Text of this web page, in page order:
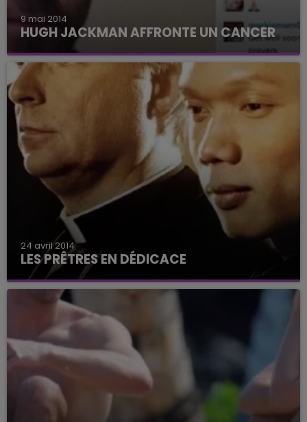
9 mai 2014
HUGH JACKMAN AFFRONTE UN CANCER
24 avril 2014
LES PRÊTRES EN DÉDICACE